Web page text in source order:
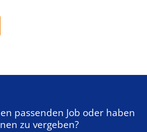
passenden Job oder haben
zu vergeben?